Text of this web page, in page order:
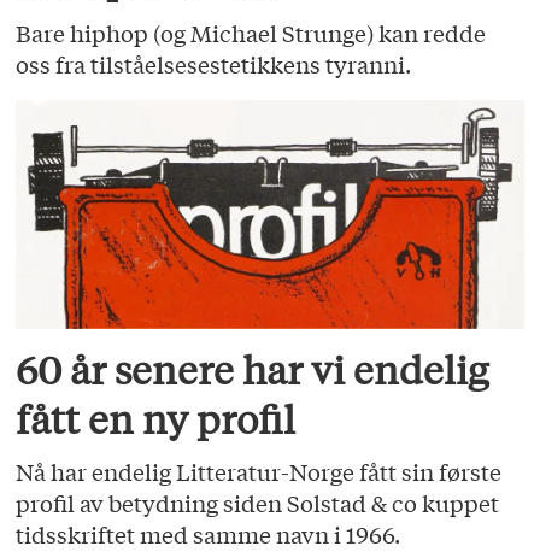
Bare hiphop (og Michael Strunge) kan redde
oss fra tilståelsesestetikkens tyranni.
60 år senere har vi endelig
fått en ny profil
Nå har endelig Litteratur-Norge fått sin første
profil av betydning siden Solstad & co kuppet
tidsskriftet med samme navn i 1966.